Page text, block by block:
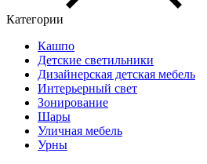
Категории
Кашпо
Детские светильники
Дизайнерская детская мебель
Интерьерный свет
Зонирование
Шары
Уличная мебель
Урны